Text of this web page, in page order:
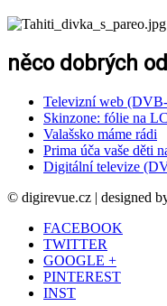
něco dobrých
Televizní web
Skinzone: fólie na
Valašsko máme rádi
Prima úča vaše děti
Digitální televize
© digirevue.cz | designed
FACEBOOK
TWITTER
GOOGLE +
PINTEREST
INST